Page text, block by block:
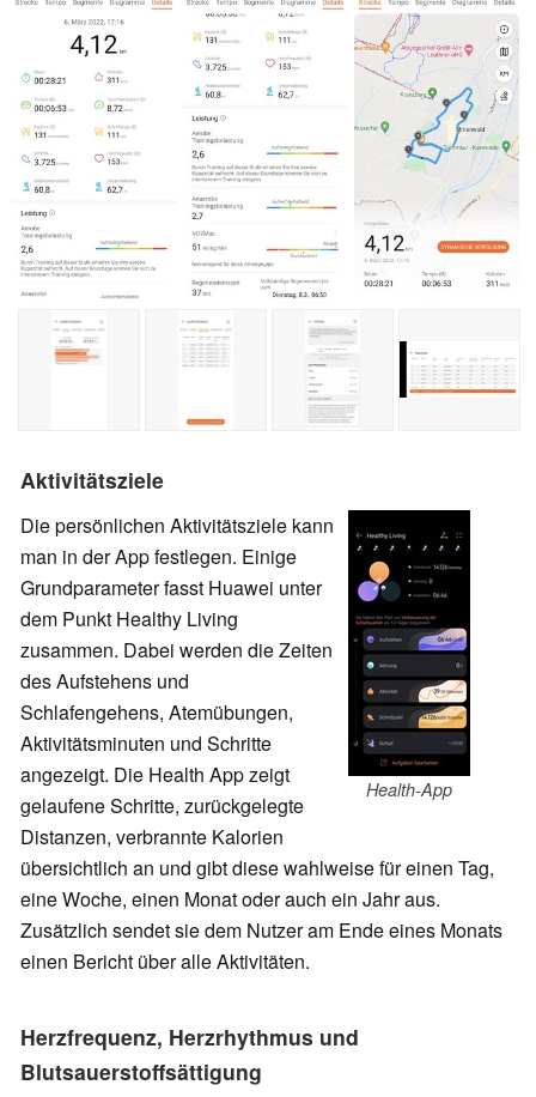
Aktivitätsziele
Health-App
Die persönlichen Aktivitätsziele kann
man in der App festlegen. Einige
Grundparameter fasst Huawei unter
dem Punkt Healthy Living
zusammen. Dabei werden die Zeiten
des Aufstehens und
Schlafengehens, Atemübungen,
Aktivitätsminuten und Schritte
angezeigt. Die Health App zeigt
gelaufene Schritte, zurückgelegte
Distanzen, verbrannte Kalorien
übersichtlich an und gibt diese wahlweise für einen Tag,
eine Woche, einen Monat oder auch ein Jahr aus.
Zusätzlich sendet sie dem Nutzer am Ende eines Monats
einen Bericht über alle Aktivitäten.
Herzfrequenz, Herzrhythmus und
Blutsauerstoffsättigung